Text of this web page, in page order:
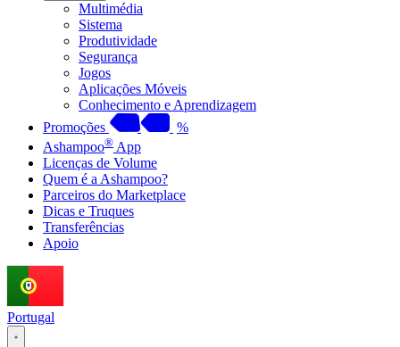
Multimédia
Sistema
Produtividade
Segurança
Jogos
Aplicações Móveis
Conhecimento e Aprendizagem
Promoções
%
Ashampoo® App
Licenças de Volume
Quem é a Ashampoo?
Parceiros do Marketplace
Dicas e Truques
Transferências
Apoio
Portugal